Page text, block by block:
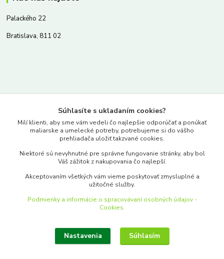
Palackého 22
Bratislava, 811 02
www.merkantil.sk
Pondelok-Piatok: 9.00-17.00hod.
objednavky@merkantil-obchod.sk
Upraviť zber cookies.
Súhlasíte s ukladaním cookies?
Milí klienti, aby sme vám vedeli čo najlepšie odporúčať a ponúkať
maliarske a umelecké potreby, potrebujeme si do vášho
prehliadača uložiť takzvané cookies.
Niektoré sú nevyhnutné pre správne fungovanie stránky, aby bol
Váš zážitok z nakupovania čo najlepší.
Akceptovaním všetkých vám vieme poskytovať zmysluplné a
užitočné služby.
Podmienky a informácie o spracovávaní osobných údajov -
Cookies.
Nastavenia Súhlasím